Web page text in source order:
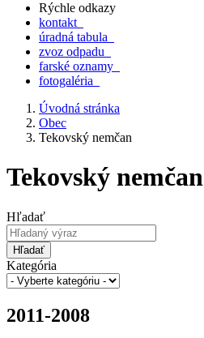
Rýchle odkazy
kontakt
úradná tabula
zvoz odpadu
farské oznamy
fotogaléria
Úvodná stránka
Obec
Tekovský nemčan
Tekovský nemčan
Hľadať
Hľadať
Kategória
2011-2008